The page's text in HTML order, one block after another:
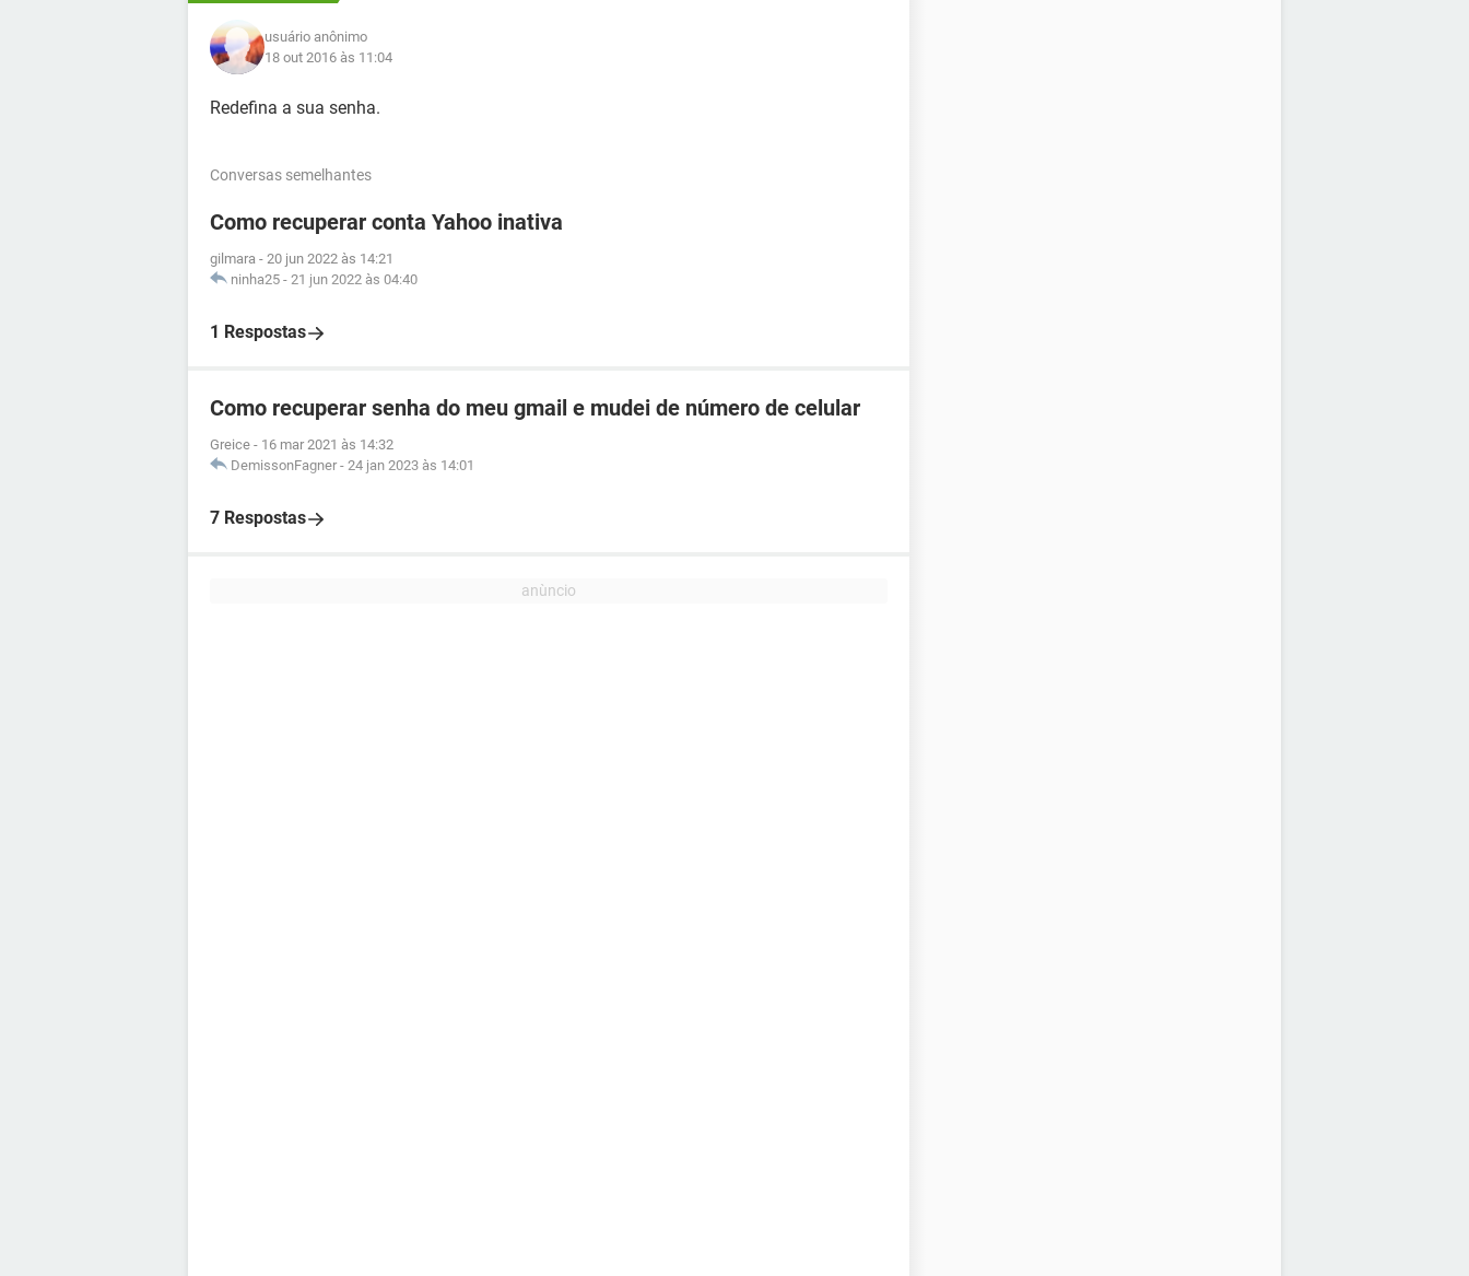
usuário anônimo
18 out 2016 às 11:04
Redefina a sua senha.
Conversas semelhantes
Como recuperar conta Yahoo inativa
gilmara - 20 jun 2022 às 14:21
ninha25 - 21 jun 2022 às 04:40
1 Respostas
Como recuperar senha do meu gmail e mudei de número de celular
Greice - 16 mar 2021 às 14:32
DemissonFagner - 24 jan 2023 às 14:01
7 Respostas